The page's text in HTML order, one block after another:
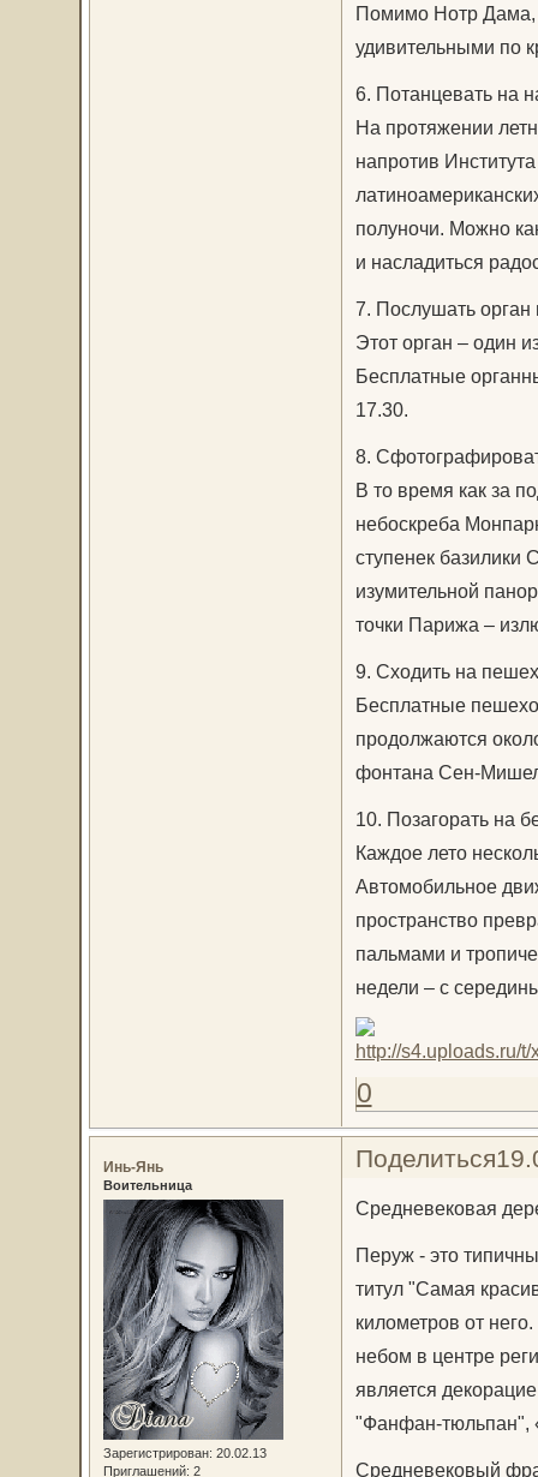
Помимо Нотр Дама,
удивительными по
6. Потанцевать на
На протяжении
напротив
полуночи. Можно
и насладиться
7. Послушать
Этот орган – один
Бесплатные
17.30.
8.
В то время как за
небоскреба
ступенек
изумительной
точки Парижа –
9. Сходить на
Бесплатные
продолжаются
фонтана Сен-
10. Позагорать на
Каждое лето
Автомобильное
пространство
пальмами и
недели – с
0
Поделиться
Инь-Янь
Воительница
Зарегистрирован: 20.02.13
Приглашений: 2
Средневековая
Перуж - это
титул "Самая
километров от
небом в центре
является
"Фанфан-тюльпан",
Средневековый